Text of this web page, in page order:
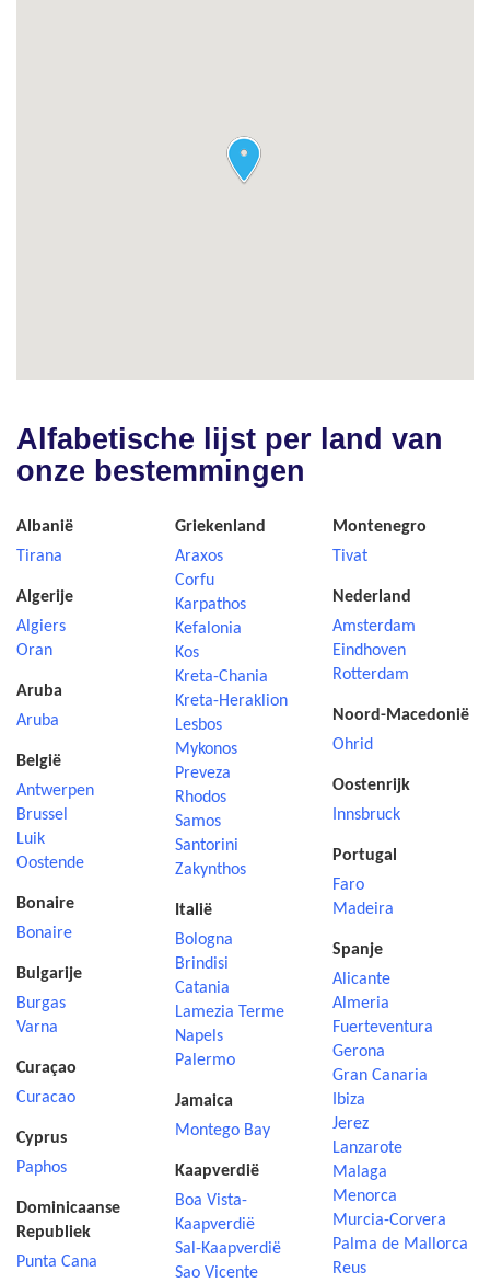
Alfabetische lijst per land van
onze bestemmingen
Albanië
Tirana
Algerije
Algiers
Oran
Aruba
Aruba
België
Antwerpen
Brussel
Luik
Oostende
Bonaire
Bonaire
Bulgarije
Burgas
Varna
Curaçao
Curacao
Cyprus
Paphos
Dominicaanse
Republiek
Punta Cana
Griekenland
Araxos
Corfu
Karpathos
Kefalonia
Kos
Kreta-Chania
Kreta-Heraklion
Lesbos
Mykonos
Preveza
Rhodos
Samos
Santorini
Zakynthos
Italië
Bologna
Brindisi
Catania
Lamezia Terme
Napels
Palermo
Jamaica
Montego Bay
Kaapverdië
Boa Vista-
Kaapverdië
Sal-Kaapverdië
Sao Vicente
Montenegro
Tivat
Nederland
Amsterdam
Eindhoven
Rotterdam
Noord-Macedonië
Ohrid
Oostenrijk
Innsbruck
Portugal
Faro
Madeira
Spanje
Alicante
Almeria
Fuerteventura
Gerona
Gran Canaria
Ibiza
Jerez
Lanzarote
Malaga
Menorca
Murcia-Corvera
Palma de Mallorca
Reus